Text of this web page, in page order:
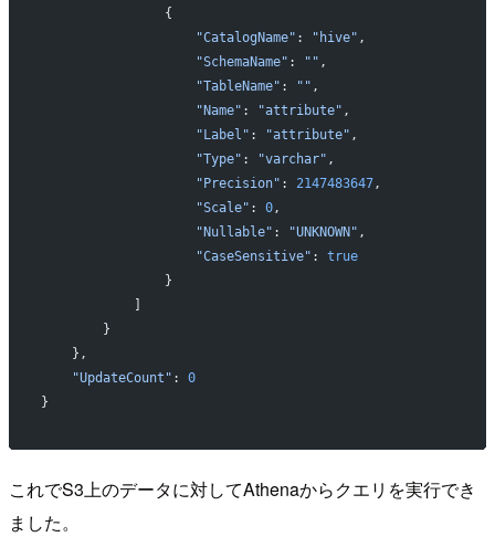
                {
                    "CatalogName"
: "hive" ,
                    "SchemaName"
: "" ,
                    "TableName"
: "" ,
                    "Name"
: "attribute" ,
                    "Label"
: "attribute" ,
                    "Type"
: "varchar" ,
                    "Precision"
: 2147483647,
                    "Scale"
: 0,
                    "Nullable"
: "UNKNOWN" ,
                    "CaseSensitive"
: true
                }
        }
    },
    "UpdateCount"
: 0
}
これでS3上のデータに対してAthenaからクエリを実行でき
ました。